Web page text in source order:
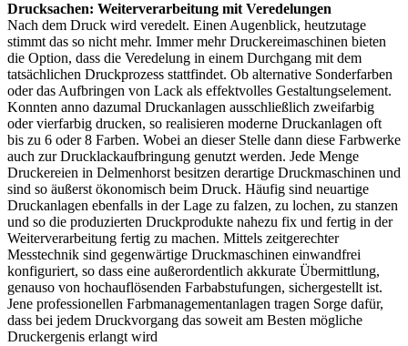
Drucksachen: Weiterverarbeitung mit Veredelungen
Nach dem Druck wird veredelt. Einen Augenblick, heutzutage
stimmt das so nicht mehr. Immer mehr Druckereimaschinen bieten
die Option, dass die Veredelung in einem Durchgang mit dem
tatsächlichen Druckprozess stattfindet. Ob alternative Sonderfarben
oder das Aufbringen von Lack als effektvolles Gestaltungselement.
Konnten anno dazumal Druckanlagen ausschließlich zweifarbig
oder vierfarbig drucken, so realisieren moderne Druckanlagen oft
bis zu 6 oder 8 Farben. Wobei an dieser Stelle dann diese Farbwerke
auch zur Drucklackaufbringung genutzt werden. Jede Menge
Druckereien in Delmenhorst besitzen derartige Druckmaschinen und
sind so äußerst ökonomisch beim Druck. Häufig sind neuartige
Druckanlagen ebenfalls in der Lage zu falzen, zu lochen, zu stanzen
und so die produzierten Druckprodukte nahezu fix und fertig in der
Weiterverarbeitung fertig zu machen. Mittels zeitgerechter
Messtechnik sind gegenwärtige Druckmaschinen einwandfrei
konfiguriert, so dass eine außerordentlich akkurate Übermittlung,
genauso von hochauflösenden Farbabstufungen, sichergestellt ist.
Jene professionellen Farbmanagementanlagen tragen Sorge dafür,
dass bei jedem Druckvorgang das soweit am Besten mögliche
Druckergenis erlangt wird